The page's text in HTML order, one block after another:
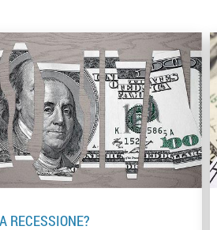
RECESSIONE?